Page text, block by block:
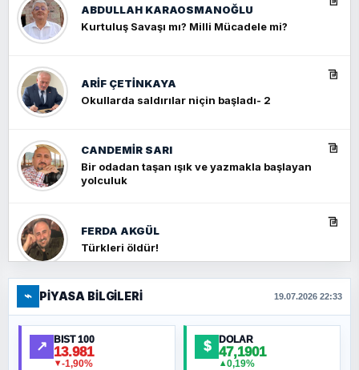
ABDULLAH KARAOSMANOĞLU
Kurtuluş Savaşı mı? Milli Mücadele mi?
ARIF ÇETİNKAYA
Okullarda saldırılar niçin başladı- 2
CANDEMIR SARI
Bir odadan taşan ışık ve yazmakla başlayan
yolculuk
FERDA AKGÜL
Türkleri öldür!
FERHAT BÜYÜKKALKAN
Ankara Zirvesi: NATO Toplantısı mı, Yeni
Ortadoğu Haritasının Provası mı?
⌁ PIYASA BILGILERI 19.07.2026 22:33
↗ BIST 100
13.981
▼-1,90%
$ DOLAR
47,1901
▲0,19%